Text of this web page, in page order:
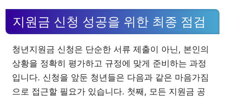
지원금 신청 성공을 위한 최종 점검
청년지원금 신청은 단순한 서류 제출이 아닌, 본인의
상황을 정확히 평가하고 규정에 맞게 준비하는 과정
입니다. 신청을 앞둔 청년들은 다음과 같은 마음가짐
으로 접근할 필요가 있습니다. 첫째, 모든 지원금 공